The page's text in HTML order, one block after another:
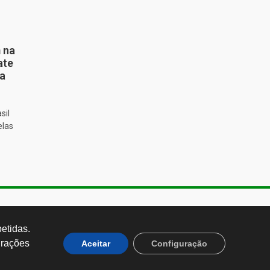
CEP: 01251-001
Aceitar Configuração